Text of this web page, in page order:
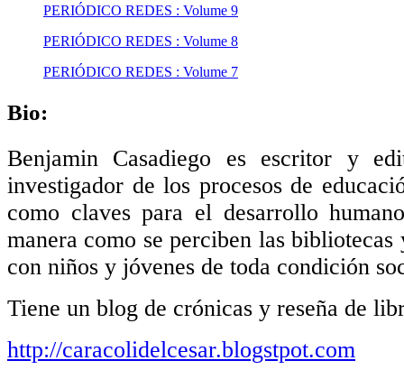
PERIÓDICO REDES : Volume 9
PERIÓDICO REDES : Volume 8
PERIÓDICO REDES : Volume 7
Bio:
Benjamin Casadiego es escritor y
investigador de los procesos de
como claves para el desarrollo
manera como se perciben las
con niños y jóvenes de toda condición
Tiene un blog de crónicas y reseña de
http://caracolidelcesar.blogstpot.com